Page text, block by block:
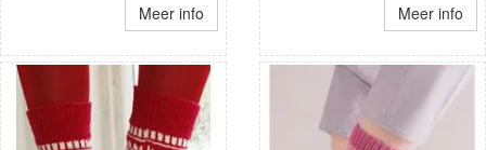
Meer info Meer info